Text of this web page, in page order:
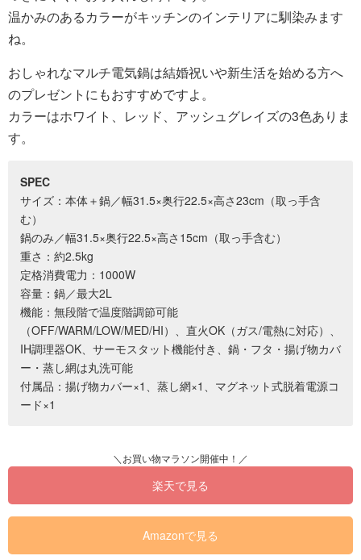
温かみのあるカラーがキッチンのインテリアに馴染みます
ね。
おしゃれなマルチ電気鍋は結婚祝いや新生活を始める方へ
のプレゼントにもおすすめですよ。
カラーはホワイト、レッド、アッシュグレイズの3色ありま
す。
SPEC
サイズ：本体＋鍋／幅31.5×奥行22.5×高さ23cm（取っ手含
む）
鍋のみ／幅31.5×奥行22.5×高さ15cm（取っ手含む）
重さ：約2.5kg
定格消費電力：1000W
容量：鍋／最大2L
機能：無段階で温度階調節可能
（OFF/WARM/LOW/MED/HI）、直火OK（ガス/電熱に対応）、
IH調理器OK、サーモスタット機能付き、鍋・フタ・揚げ物カバ
ー・蒸し網は丸洗可能
付属品：揚げ物カバー×1、蒸し網×1、マグネット式脱着電源コ
ード×1
楽天で見る
Amazonで見る